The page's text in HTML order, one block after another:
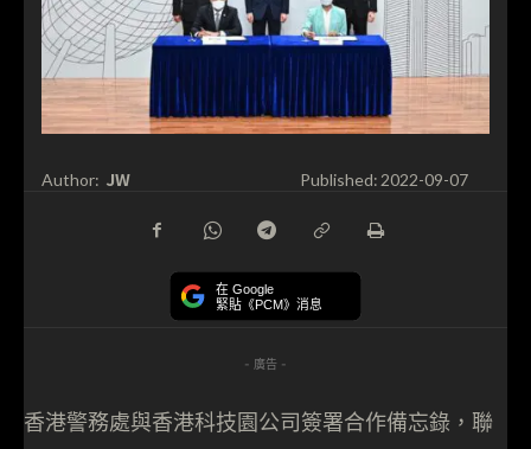
Author: JW Published:2022-09-07
在 Google
緊貼《PCM》消息
- 廣告 -
香港警務處與香港科技園公司簽署合作備忘錄，聯